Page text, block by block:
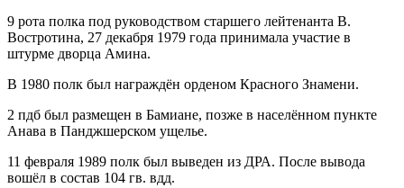
9 рота полка под руководством старшего лейтенанта В.
Востротина, 27 декабря 1979 года принимала участие в
штурме дворца Амина.
В 1980 полк был награждён орденом Красного Знамени.
2 пдб был размещен в Бамиане, позже в населённом пункте
Анава в Панджшерском ущелье.
11 февраля 1989 полк был выведен из ДРА. После вывода
вошёл в состав 104 гв. вдд.